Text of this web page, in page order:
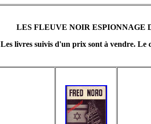
LES FLEUVE NOIR ESPIONNAGE
Les livres suivis d'un prix sont à vendre. Le